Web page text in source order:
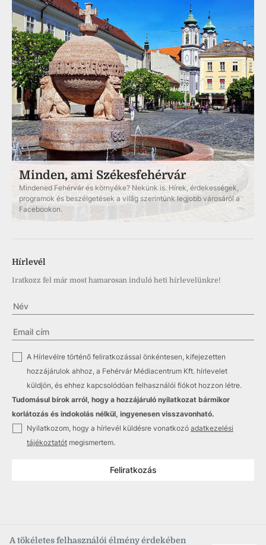
A tökéletes felhasználói élmény érdekében
Minden, ami Székesfehérvár
Mindened Fehérvár és környéke? Nekünk is. Hírek, érdekességek,
programok és beszélgetések a világ szerintünk legjobb városáról a
Facebookon.
Hírlevél
Iratkozz fel már most hamarosan induló heti hírlevelünkre!
✓
A Hírlevélre történő feliratkozással önkéntesen, kifejezetten
hozzájárulok ahhoz, a Fehérvár Médiacentrum Kft. hírlevelet
küldjön, és ehhez kapcsolódóan felhasználói fiókot hozzon létre.
Tudomásul bírok arról, hogy a hozzájáruló nyilatkozat bármikor
korlátozás és indokolás nélkül, ingyenesen visszavonható.
✓ Nyilatkozom, hogy a hírlevél küldésre vonatkozó adatkezelési
tájékoztatót megismertem.
Feliratkozás